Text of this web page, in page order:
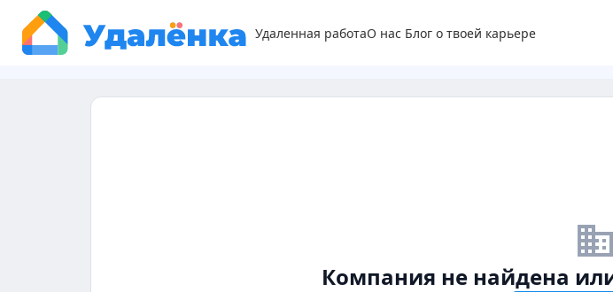
Удаленная работаО нас Блог о твоей карьере
Компания не найдена